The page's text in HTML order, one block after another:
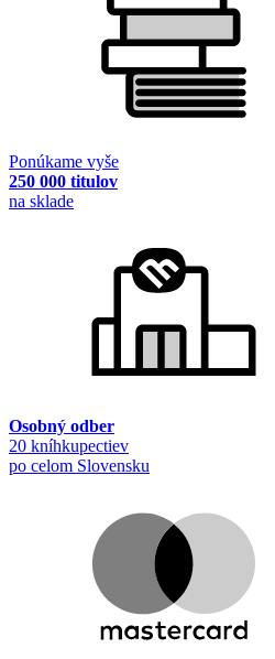
Ponúkame vyše
250 000 titulov
na sklade
Osobný odber
20 kníhkupectiev
po celom Slovensku